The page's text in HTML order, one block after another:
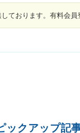
に3週間
に久し
しまし
漏れ以
ております。有料会
ックアップ記